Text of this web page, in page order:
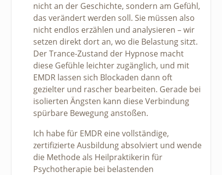
nicht an der Geschichte, sondern am Gefühl,
das verändert werden soll. Sie müssen also
nicht endlos erzählen und analysieren – wir
setzen direkt dort an, wo die Belastung sitzt.
Der Trance-Zustand der Hypnose macht
diese Gefühle leichter zugänglich, und mit
EMDR lassen sich Blockaden dann oft
gezielter und rascher bearbeiten. Gerade bei
isolierten Ängsten kann diese Verbindung
spürbare Bewegung anstoßen.
Ich habe für EMDR eine vollständige,
zertifizierte Ausbildung absolviert und wende
die Methode als Heilpraktikerin für
Psychotherapie bei belastenden